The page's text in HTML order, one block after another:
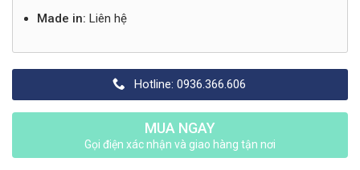
Made in: Liên hệ
Hotline: 0936.366.606
MUA NGAY
Gọi điện xác nhận và giao hàng tận nơi